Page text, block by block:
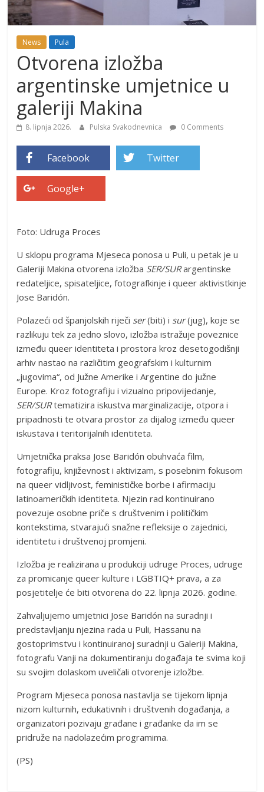
News Pula
Otvorena izložba
argentinske umjetnice u
galeriji Makina
8. lipnja 2026. Pulska Svakodnevnica 0 Comments
Facebook Twitter
Google+
Foto: Udruga Proces
U sklopu programa Mjeseca ponosa u Puli, u petak je u
Galeriji Makina otvorena izložba SER/SURargentinske
redateljice, spisateljice, fotografkinje i queer aktivistkinje
Jose Baridón.
Polazeći od španjolskih riječi ser(biti) i sur(jug), koje se
razlikuju tek za jedno slovo, izložba istražuje poveznice
između queer identiteta i prostora kroz desetogodišnji
arhiv nastao na različitim geografskim i kulturnim
„jugovima“, od Južne Amerike i Argentine do južne
Europe. Kroz fotografiju i vizualno pripovijedanje,
SER/SURtematizira iskustva marginalizacije, otpora i
pripadnosti te otvara prostor za dijalog između queer
iskustava i teritorijalnih identiteta.
Umjetnička praksa Jose Baridón obuhvaća film,
fotografiju, književnost i aktivizam, s posebnim fokusom
na queer vidljivost, feminističke borbe i afirmaciju
latinoameričkih identiteta. Njezin rad kontinuirano
povezuje osobne priče s društvenim i političkim
kontekstima, stvarajući snažne refleksije o zajednici,
identitetu i društvenoj promjeni.
Izložba je realizirana u produkciji udruge Proces, udruge
za promicanje queer kulture i LGBTIQ+ prava, a za
posjetitelje će biti otvorena do 22. lipnja 2026. godine.
Zahvaljujemo umjetnici Jose Baridón na suradnji i
predstavljanju njezina rada u Puli, Hassanu na
gostoprimstvu i kontinuiranoj suradnji u Galeriji Makina,
fotografu Vanji na dokumentiranju događaja te svima koji
su svojim dolaskom uveličali otvorenje izložbe.
Program Mjeseca ponosa nastavlja se tijekom lipnja
nizom kulturnih, edukativnih i društvenih događanja, a
organizatori pozivaju građane i građanke da im se
pridruže na nadolazećim programima.
(PS)